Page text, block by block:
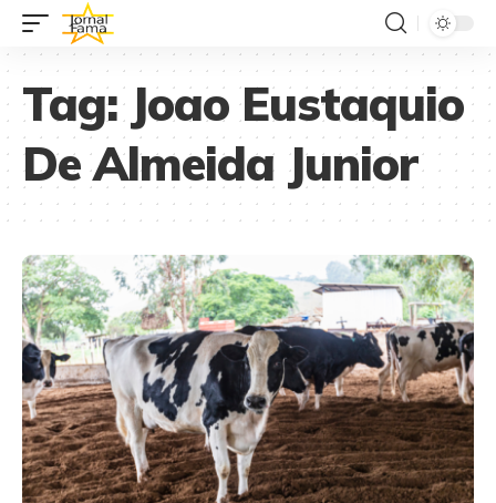
Tag:Joao Eustaquio
De Almeida Junior